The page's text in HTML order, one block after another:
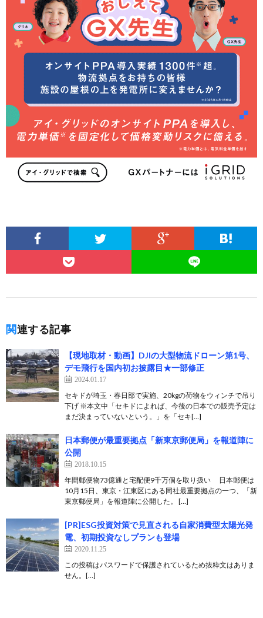
関連する記事
【現地取材・動画】DJIの大型物流ドローン第1号、
デモ飛行を国内初お披露目★一部修正
2024.01.17
セキドが埼玉・春日部で実施、20kgの荷物をウィンチで吊り
下げ ※本文中「セキドによれば、今後の日本での販売予定は
まだ決まっていないという。」を「セキ[…]
日本郵便が最重要拠点「新東京郵便局」を報道陣に
公開
2018.10.15
年間郵便物73億通と宅配便9千万個を取り扱い 日本郵便は
10月15日、東京・江東区にある同社最重要拠点の一つ、「新
東京郵便局」を報道陣に公開した。 […]
[PR]ESG投資対策で見直される自家消費型太陽光発
電、初期投資なしプランも登場
2020.11.25
この投稿はパスワードで保護されているため抜粋文はありま
せん。[…]